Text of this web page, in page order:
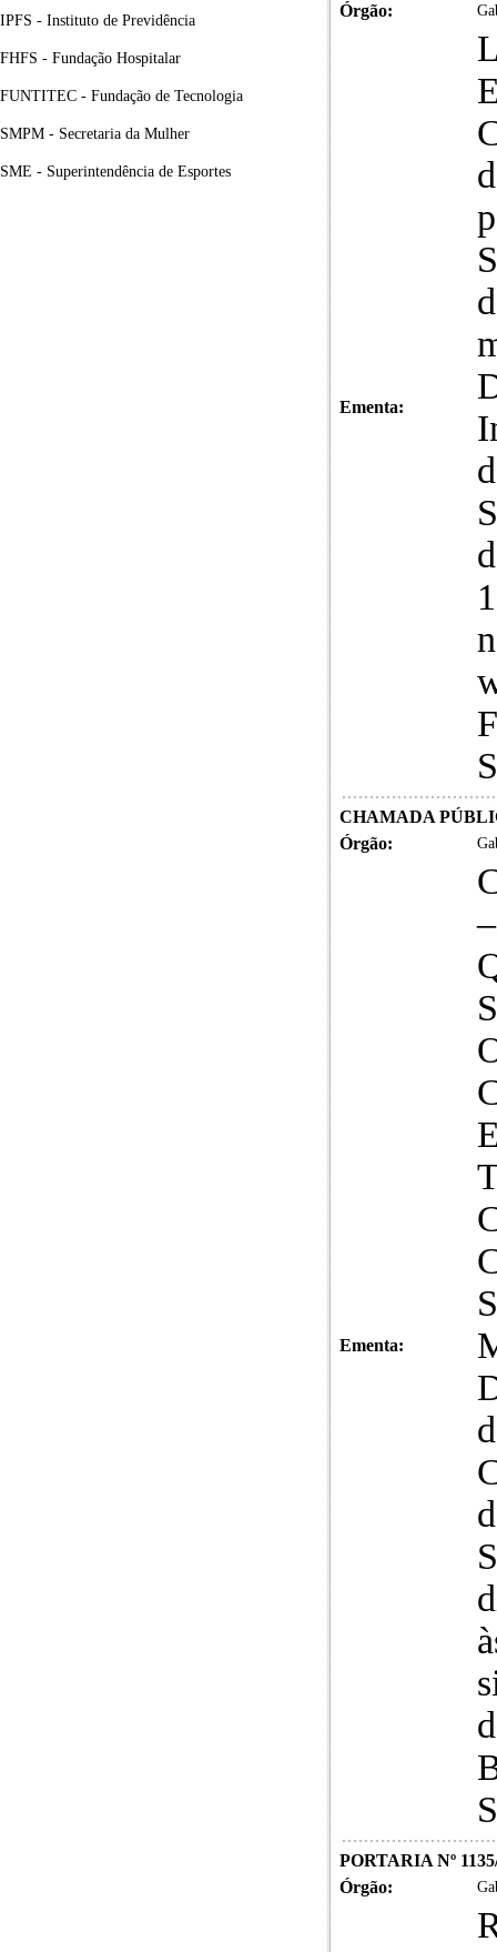
IPFS - Instituto de Previdência
FHFS - Fundação Hospitalar
FUNTITEC - Fundação de Tecnologia
SMPM - Secretaria da Mulher
SME - Superintendência de Esportes
Órgão:
Ementa:
CHAMADA
Órgão:
Ementa:
PORTARIA Nº
Órgão: